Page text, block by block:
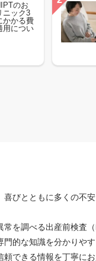
のお
ニック3
かかる費
用につい
喜びとともに多くの不
常を調べる出産前検査
門的な知識を分かりや
頼できる情報を丁寧に